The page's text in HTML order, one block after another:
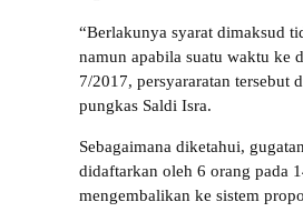
“Berlakunya syarat dimaksud
namun apabila suatu waktu ke
7/2017, persyararatan tersebut
pungkas Saldi Isra.
Sebagaimana diketahui,
didaftarkan oleh 6 orang pada
mengembalikan ke sistem